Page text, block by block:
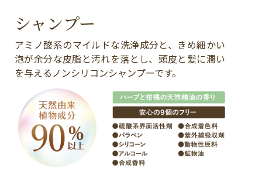
シャンプー
アミノ酸系のマイルドな洗浄成分と、きめ細かい
泡が余分な皮脂と汚れを落とし、頭皮と髪に潤い
を与えるノンシリコンシャンプーです。